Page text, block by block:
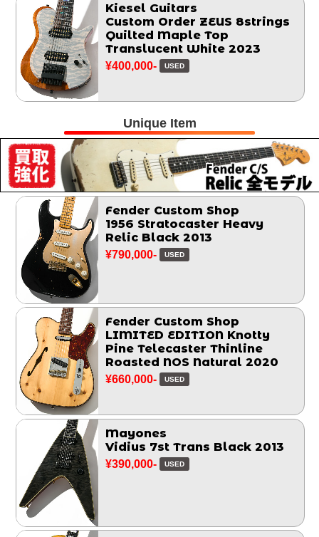
Kiesel Guitars
Custom Order ZEUS 8strings
Quilted Maple Top
Translucent White 2023
¥400,000- USED
Unique Item
Fender Custom Shop
1956 Stratocaster Heavy
Relic Black 2013
¥790,000- USED
Fender Custom Shop
LIMITED EDITION Knotty
Pine Telecaster Thinline
Roasted NOS Natural 2020
¥660,000- USED
Mayones
Vidius 7st Trans Black 2013
¥390,000- USED